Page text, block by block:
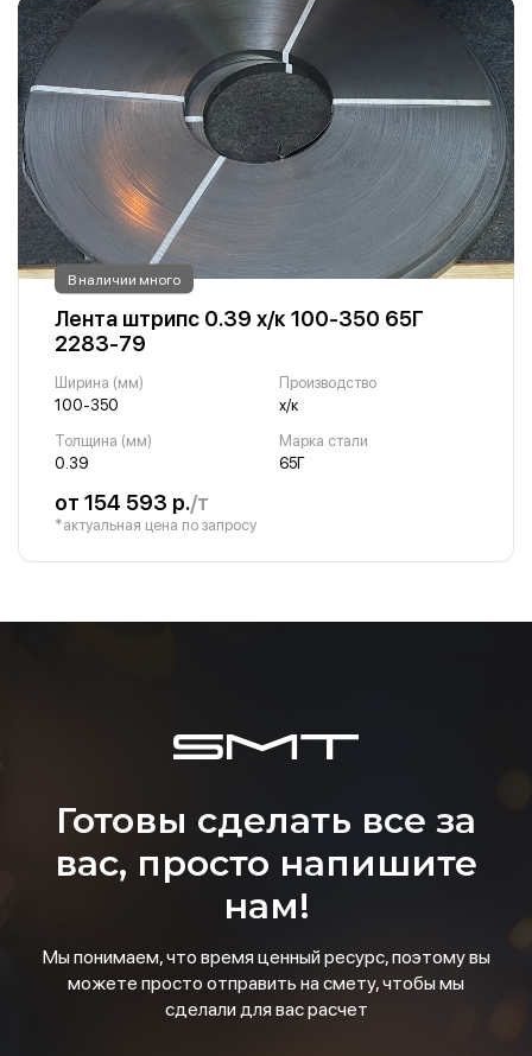
В наличии много
Лента штрипс 0.39 х/к 100-350 65Г
2283-79
Ширина (мм)
100-350
Производство
х/к
Толщина (мм)
0.39
Марка стали
65Г
от 154 593 р./т
*актуальная цена по запросу
Готовы сделать все за
вас, просто напишите
нам!
Мы понимаем, что время ценный ресурс, поэтому вы
можете просто отправить на смету, чтобы мы
сделали для вас расчет